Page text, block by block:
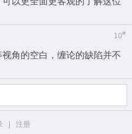
10#
角的空白，缠论的缺陷并不
注册